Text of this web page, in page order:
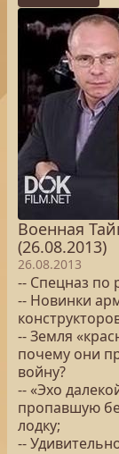
Военная
(26.08.2013)
26.08.2013
-- Спецназ по
-- Новинки
-- Земля
почему они
войну?
-- «Эхо
пропавшую
лодку;
--